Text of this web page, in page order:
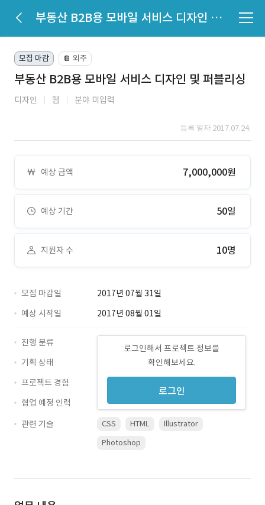
부동산 B2B용 모바일 서비스 디자인 및 퍼블리싱
모집 마감 📔 외주
부동산 B2B용 모바일 서비스 디자인 및 퍼블리싱
디자인 웹 분야 미입력
등록 일자 2017.07.24.
예상 금액 7,000,000원
예상 기간 50일
지원자 수 10명
모집 마감일
2017년 07월 31일
예상 시작일
2017년 08월 01일
로그인해서 프로젝트 정보를
확인해보세요.
로그인
진행 분류
기획 상태
프로젝트 경험
협업 예정 인력
관련 기술
CSS HTML
Illustrator
Photoshop